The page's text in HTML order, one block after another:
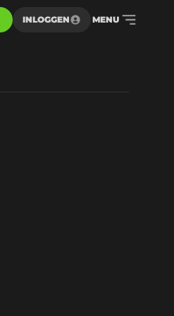
INLOGGEN MENU